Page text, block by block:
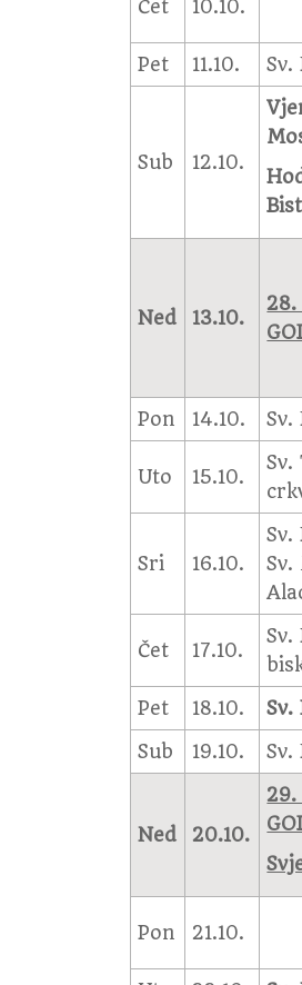
Čet 10.10.
Pet
11.10. Sv.
Sub 12.10.
Ned 13.10.
28.
Pon
14.10. Sv.
Uto 15.10.
Sri 16.10.
Sv.
Čet 17.10.
Pet 18.10. Sv.
Sub
19.10.
Ned 20.10.
29.
Pon 21.10.